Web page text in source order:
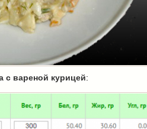
с вареной курицей: